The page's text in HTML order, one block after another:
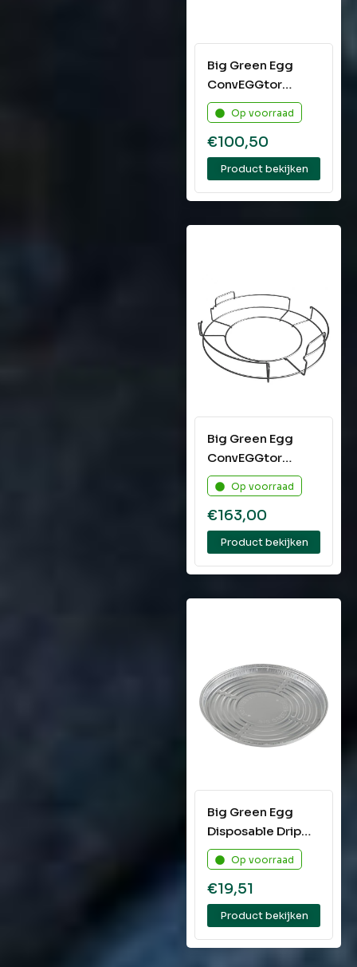
Big Green Egg
ConvEGGtor
Basket Medium
Op voorraad
€100,50
Product bekijken
Big Green Egg
ConvEGGtor
Basket XLarge
Op voorraad
€163,00
Product bekijken
Big Green Egg
Disposable Drip
Pans Large
Op voorraad
€19,51
Product bekijken